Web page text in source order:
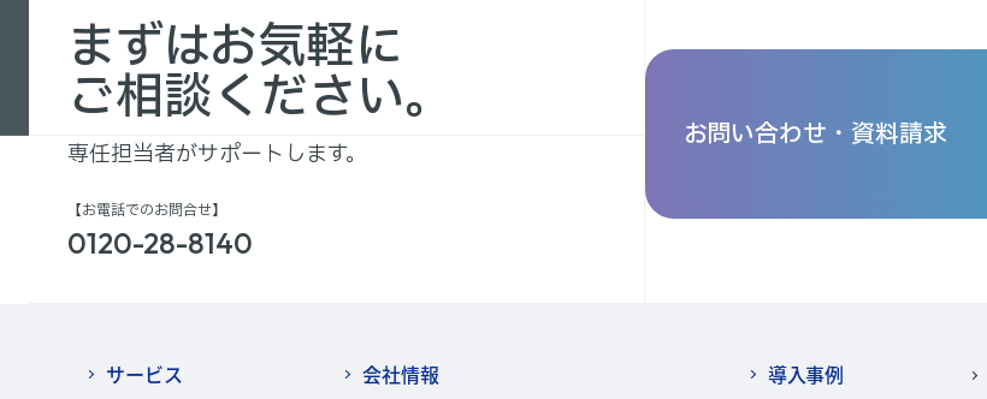
まずはお気軽に
ご相談ください。
専任担当者がサポートします。
【お電話でのお問合せ】
0120-28-8140
お問い合わせ・資料請求
サービス 会社情報 導入事例